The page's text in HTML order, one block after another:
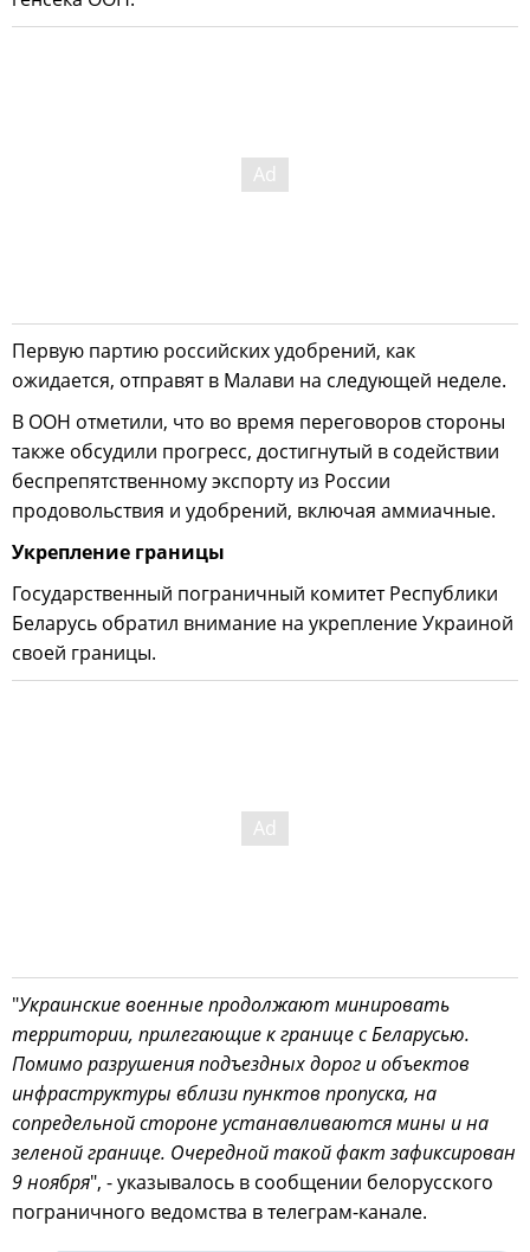
Первую партию российских удобрений, как
ожидается, отправят в Малави на следующей неделе.
В ООН отметили, что во время переговоров стороны
также обсудили прогресс, достигнутый в содействии
беспрепятственному экспорту из России
продовольствия и удобрений, включая аммиачные.
Укрепление границы
Государственный пограничный комитет Республики
Беларусь обратил внимание на укрепление Украиной
своей границы.
"Украинские военные продолжают минировать
территории, прилегающие к границе с Беларусью.
Помимо разрушения подъездных дорог и объектов
инфраструктуры вблизи пунктов пропуска, на
сопредельной стороне устанавливаются мины и на
зеленой границе. Очередной такой факт зафиксирован
9 ноября", - указывалось в сообщении белорусского
пограничного ведомства в телеграм-канале.